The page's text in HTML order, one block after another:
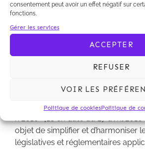
consentement peut avoir un effet négatif sur
fonctions.
Gérer les services
ACCEPTER
REFUSER
VOIR LES
Politique de cookiesPolitique de
Le décret n° 2012-615 relatif à la
canalisations de transport de gaz,
Journal Officiel du 4 mai 2012.
Il a été pris pour l’application de
n°2010-418 en date du 27 avril
objet de simplifier et d’harmoniser
législatives et réglementaires